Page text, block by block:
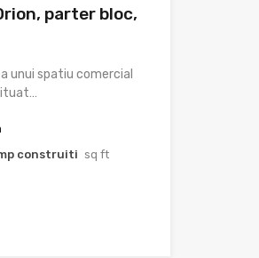
parter bloc,
unui spatiu comercial
construiti sq ft